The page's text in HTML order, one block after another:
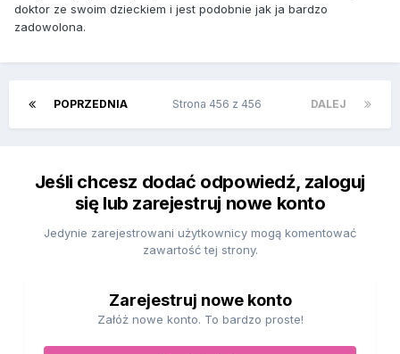
doktor ze swoim dzieckiem i jest podobnie jak ja bardzo
zadowolona.
POPRZEDNIA DALEJ
Strona 456 z 456
Jeśli chcesz dodać odpowiedź, zaloguj
się lub zarejestruj nowe konto
Jedynie zarejestrowani użytkownicy mogą komentować
zawartość tej strony.
Zarejestruj nowe konto
Załóż nowe konto. To bardzo proste!